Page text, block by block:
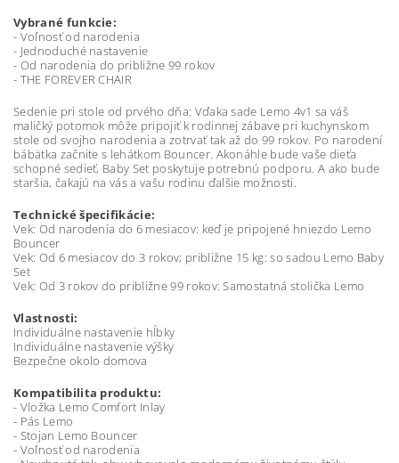
Vybrané funkcie:
- Voľnosť od narodenia
- Jednoduché nastavenie
- Od narodenia do približne 99 rokov
- THE FOREVER CHAIR
Sedenie pri stole od prvého dňa: Vďaka sade Lemo 4v1 sa váš
maličký potomok môže pripojiť k rodinnej zábave pri kuchynskom
stole od svojho narodenia a zotrvať tak až do 99 rokov. Po narodení
bábätka začnite s lehátkom Bouncer. Akonáhle bude vaše dieťa
schopné sedieť, Baby Set poskytuje potrebnú podporu. A ako bude
staršia, čakajú na vás a vašu rodinu ďalšie možnosti.
Technické špecifikácie:
Vek: Od narodenia do 6 mesiacov: keď je pripojené hniezdo Lemo
Bouncer
Vek: Od 6 mesiacov do 3 rokov; približne 15 kg: so sadou Lemo Baby
Set
Vek: Od 3 rokov do približne 99 rokov: Samostatná stolička Lemo
Vlastnosti:
Individuálne nastavenie hĺbky
Individuálne nastavenie výšky
Bezpečne okolo domova
Kompatibilita produktu:
- Vložka Lemo Comfort Inlay
- Pás Lemo
- Stojan Lemo Bouncer
- Voľnosť od narodenia